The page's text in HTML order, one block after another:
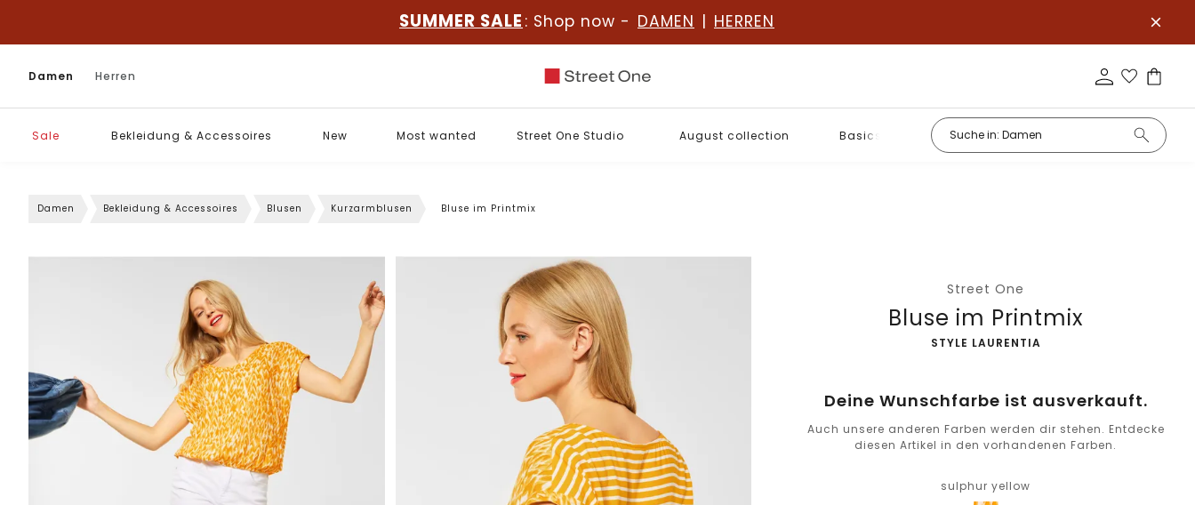
SUMMER SALE : Shop now - DAMEN | HERREN
Damen Herren
Sale Bekleidung & Accessoires New Most wanted Street One Studio August collection Basics
Damen Bekleidung & Accessoires Blusen Kurzarmblusen Bluse im Printmix
Street One
Bluse im Printmix
-
STYLE LAURENTIA
Deine Wunschfarbe ist ausverkauft.
Auch unsere anderen Farben werden dir stehen. Entdecke
diesen Artikel in den vorhandenen Farben.
sulphur yellow